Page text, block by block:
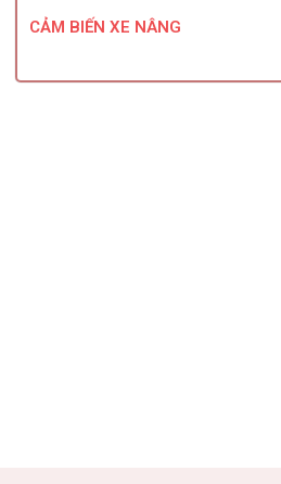
CẢM BIẾN XE NÂNG